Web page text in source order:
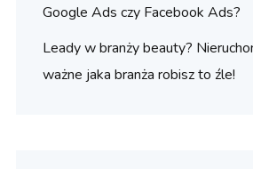
Google Ads czy Facebook Ads?
Leady w branży beauty?
ważne jaka branża robisz to źle!